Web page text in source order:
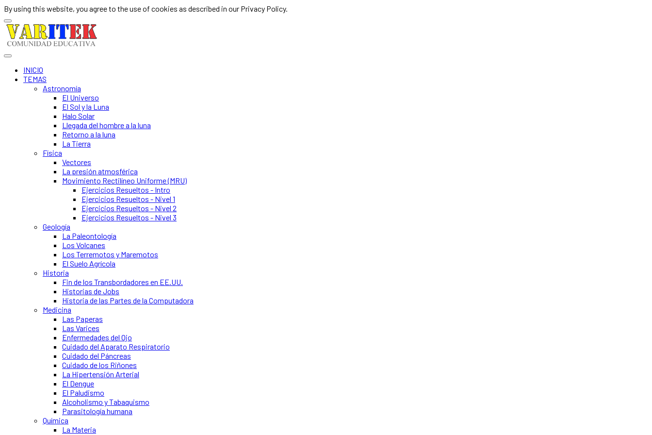
By using this website, you agree to the use of cookies as described in our Privacy Policy.
INICIO
TEMAS
Astronomía
El Universo
El Sol y la Luna
Halo Solar
Llegada del hombre a la luna
Retorno a la luna
La Tierra
Física
Vectores
La presión atmosférica
Movimiento Rectilíneo Uniforme (MRU)
Ejercicios Resueltos - Intro
Ejercicios Resueltos - Nivel 1
Ejercicios Resueltos - Nivel 2
Ejercicios Resueltos - Nivel 3
Geología
La Paleontología
Los Volcanes
Los Terremotos y Maremotos
El Suelo Agrícola
Historia
Fin de los Transbordadores en EE.UU.
Historias de Jobs
Historia de las Partes de la Computadora
Medicina
Las Paperas
Las Varices
Enfermedades del Ojo
Cuidado del Aparato Respiratorio
Cuidado del Páncreas
Cuidado de los Riñones
La Hipertensión Arterial
El Dengue
El Paludismo
Alcoholismo y Tabaquismo
Parasitología humana
Química
La Materia